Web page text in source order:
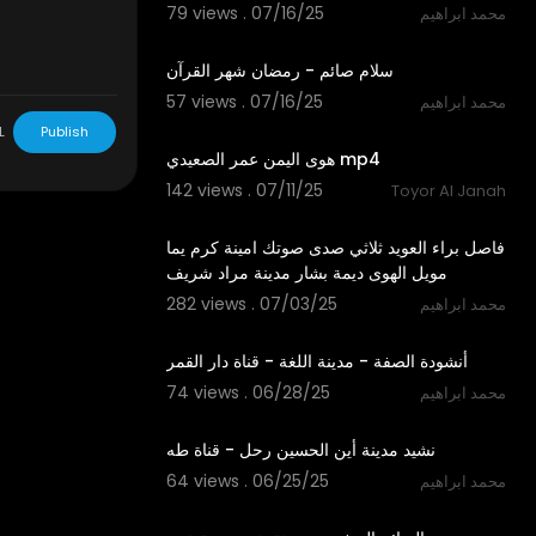
79 views . 07/16/25
محمد ابراهيم
سلام صائم - رمضان شهر القرآن
57 views . 07/16/25
محمد ابراهيم
هوى اليمن عمر الصعيدي mp4
142 views . 07/11/25
Toyor Al Janah
فاصل براء العويد ثلاثي صدى صوتك امينة كرم يما
مويل الهوى ديمة بشار مدينة مراد شريف
282 views . 07/03/25
محمد ابراهيم
أنشودة الصفة - مدينة اللغة - قناة دار القمر
74 views . 06/28/25
محمد ابراهيم
نشيد مدينة أين الحسين رحل - قناة طه
64 views . 06/25/25
محمد ابراهيم
Publish